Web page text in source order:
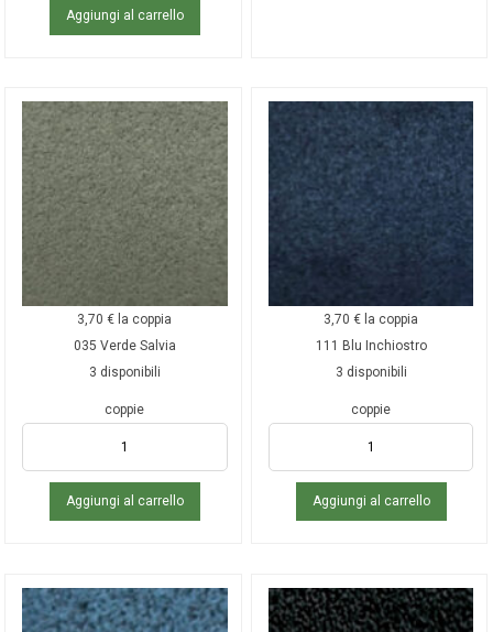
Aggiungi al carrello
3,70€ la coppia
035 Verde Salvia
3 disponibili
coppie
Aggiungi al carrello
3,70€ la coppia
111 Blu Inchiostro
3 disponibili
coppie
Aggiungi al carrello